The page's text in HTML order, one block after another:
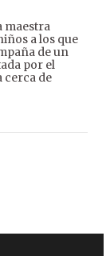
maestra
a los que
de un
por el
cerca de